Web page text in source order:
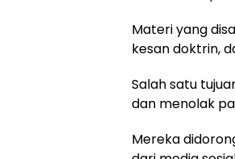
Materi yang
kesan doktrin,
Salah satu
dan menolak
Mereka